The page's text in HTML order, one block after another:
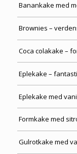
Banankake med
Brownies –
Coca colakake –
Eplekake –
Eplekake med
Formkake med
Gulrotkake med